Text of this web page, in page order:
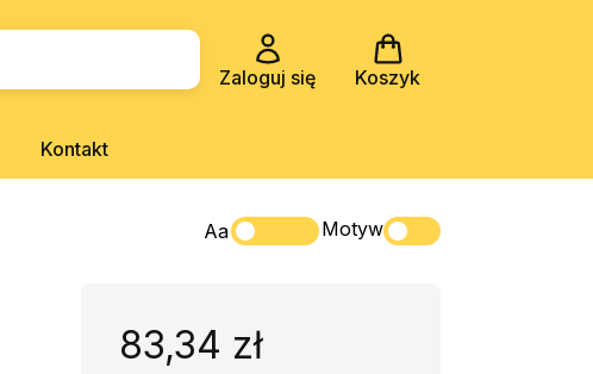
Zaloguj się Koszyk
Kontakt
Aa Motyw
83,34 zł